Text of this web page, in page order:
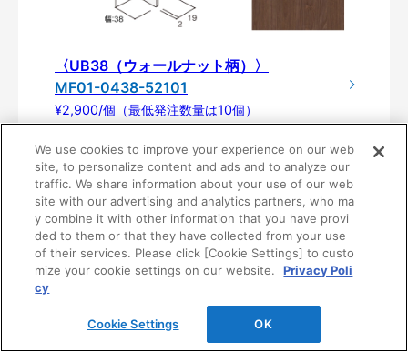
〈UB38（ウォールナット柄）〉
MF01-0438-52101
¥2,900/個（最低発注数量は10個）
製品仕様
We use cookies to improve your experience on our web
site, to personalize content and ads and to analyze our
traffic. We share information about your use of our web
site with our advertising and analytics partners, who ma
y combine it with other information that you have provi
ded to them or that they have collected from your use
of their services. Please click [Cookie Settings] to custo
mize your cookie settings on our website.
Privacy Poli
cy
Cookie Settings OK